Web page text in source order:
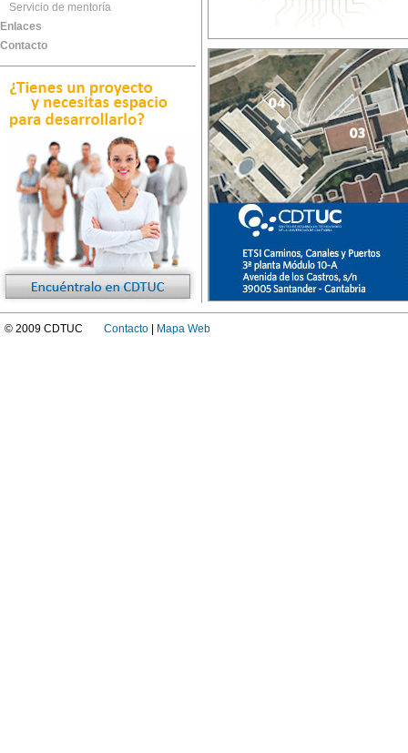
Servicio de mentoría
Enlaces
Contacto
© 2009 CDTUC Contacto Mapa Web